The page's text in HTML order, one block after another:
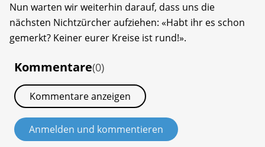
Nun warten wir weiterhin darauf, dass uns die
nächsten Nichtzürcher aufziehen: «Habt ihr es schon
gemerkt? Keiner eurer Kreise ist rund!».
Kommentare(0)
Kommentare anzeigen
Anmelden und kommentieren